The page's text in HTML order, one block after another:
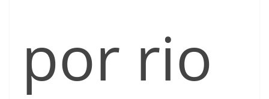
por rio